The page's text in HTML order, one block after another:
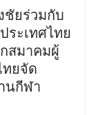
ชัยร่วมกับ
ะเทศไทย
สมาคมผู้
ยจัด
นกีฬา